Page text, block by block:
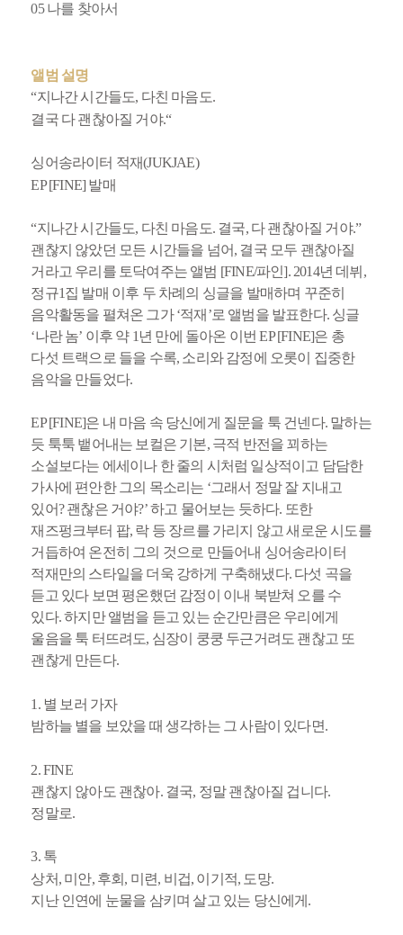
05 나를 찾아서
앨범 설명
“지나간 시간들도, 다친 마음도.
결국 다 괜찮아질 거야.“
싱어송라이터 적재(JUKJAE)
EP [FINE] 발매
“지나간 시간들도, 다친 마음도. 결국, 다 괜찮아질 거야.”
괜찮지 않았던 모든 시간들을 넘어, 결국 모두 괜찮아질
거라고 우리를 토닥여주는 앨범 [FINE/파인]. 2014년 데뷔,
정규1집 발매 이후 두 차례의 싱글을 발매하며 꾸준히
음악활동을 펼쳐온 그가 ‘적재’로 앨범을 발표한다. 싱글
‘나란 놈’ 이후 약 1년 만에 돌아온 이번 EP [FINE]은 총
다섯 트랙으로 들을 수록, 소리와 감정에 오롯이 집중한
음악을 만들었다.
EP [FINE]은 내 마음 속 당신에게 질문을 툭 건넨다. 말하는
듯 툭툭 뱉어내는 보컬은 기본, 극적 반전을 꾀하는
소설보다는 에세이나 한 줄의 시처럼 일상적이고 담담한
가사에 편안한 그의 목소리는 ‘그래서 정말 잘 지내고
있어? 괜찮은 거야?’ 하고 물어보는 듯하다. 또한
재즈펑크부터 팝, 락 등 장르를 가리지 않고 새로운 시도를
거듭하여 온전히 그의 것으로 만들어내 싱어송라이터
적재만의 스타일을 더욱 강하게 구축해냈다. 다섯 곡을
듣고 있다 보면 평온했던 감정이 이내 북받쳐 오를 수
있다. 하지만 앨범을 듣고 있는 순간만큼은 우리에게
울음을 툭 터뜨려도, 심장이 쿵쿵 두근거려도 괜찮고 또
괜찮게 만든다.
1. 별 보러 가자
밤하늘 별을 보았을 때 생각하는 그 사람이 있다면.
2. FINE
괜찮지 않아도 괜찮아. 결국, 정말 괜찮아질 겁니다.
정말로.
3. 톡
상처, 미안, 후회, 미련, 비겁, 이기적, 도망.
지난 인연에 눈물을 삼키며 살고 있는 당신에게.